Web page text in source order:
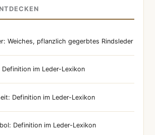
Weiches, pflanzlich gegerbtes Rindsleder
im Leder-Lexikon
Definition im Leder-Lexikon
Definition im Leder-Lexikon